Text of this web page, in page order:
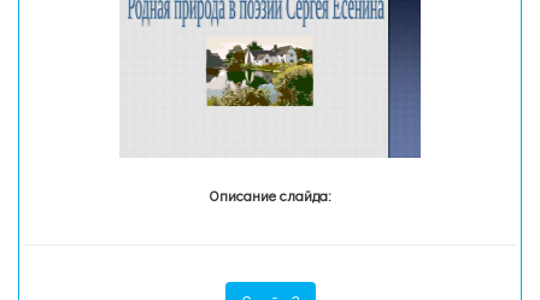
Описание слайда: